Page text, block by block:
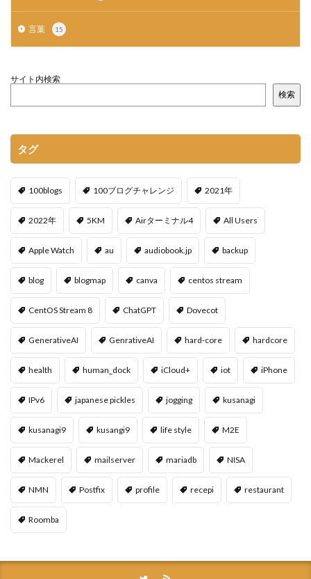
言葉 15
サイト内検索
検索
タグ
100blogs 100ブログチャレンジ 2021年
2022年 5KM Airターミナル4 All Users
Apple Watch au audiobook.jp backup
blog blogmap canva centos stream
CentOS Stream 8 ChatGPT Dovecot
GenerativeAI GenrativeAI hard-core hardcore
health human_dock iCloud+ iot iPhone
IPv6 japanese pickles jogging kusanagi
kusanagi9 kusangi9 life style M2E
Mackerel mailserver mariadb NISA
NMN Postfix profile recepi restaurant
Roomba